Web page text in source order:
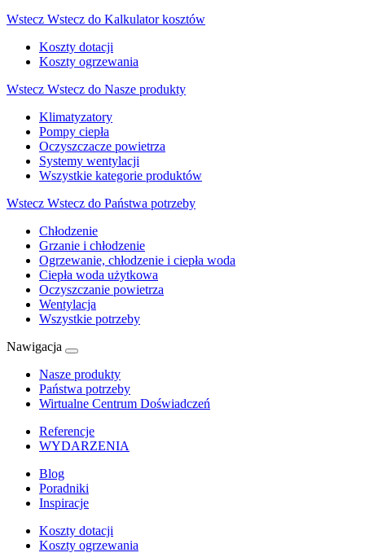
Wstecz Wstecz do Kalkulator kosztów
Koszty dotacji
Koszty ogrzewania
Wstecz Wstecz do Nasze produkty
Klimatyzatory
Pompy ciepła
Oczyszczacze powietrza
Systemy wentylacji
Wszystkie kategorie produktów
Wstecz Wstecz do Państwa potrzeby
Chłodzenie
Grzanie i chłodzenie
Ogrzewanie, chłodzenie i ciepła woda
Ciepła woda użytkowa
Oczyszczanie powietrza
Wentylacja
Wszystkie potrzeby
Nawigacja
Nasze produkty
Państwa potrzeby
Wirtualne Centrum Doświadczeń
Referencje
WYDARZENIA
Blog
Poradniki
Inspiracje
Koszty dotacji
Koszty ogrzewania